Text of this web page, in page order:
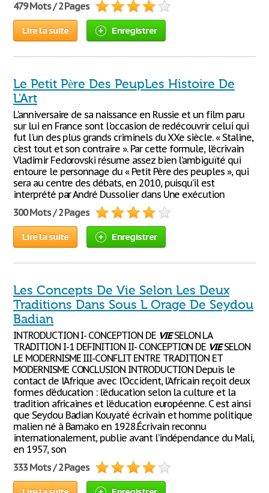
479 Mots / 2 Pages
Lire la suite Enregistrer
Le Petit Père Des PeupLes Histoire De
L'Art
L'anniversaire de sa naissance en Russie et un film paru
sur lui en France sont l'occasion de redécouvrir celui qui
fut l'un des plus grands criminels du XXe siècle. « Staline,
c’est tout et son contraire ». Par cette formule, l’écrivain
Vladimir Fedorovski résume assez bien l’ambiguïté qui
entoure le personnage du « Petit Père des peuples », qui
sera au centre des débats, en 2010, puisqu’il est
interprété par André Dussolier dans Une exécution
300 Mots / 2 Pages
Lire la suite Enregistrer
Les Concepts De Vie Selon Les Deux
Traditions Dans Sous L Orage De Seydou
Badian
INTRODUCTION I- CONCEPTION DE VIESELON LA
TRADITION I-1 DEFINITION II- CONCEPTION DE VIESELON
LE MODERNISME III-CONFLIT ENTRE TRADITION ET
MODERNISME CONCLUSION INTRODUCTION Depuis le
contact de l’Afrique avec l’Occident, l’Africain reçoit deux
formes d’éducation : l’éducation selon la culture et la
tradition africaines et l’éducation européenne. C est ainsi
que Seydou Badian Kouyaté écrivain et homme politique
malien né à Bamako en 1928.Écrivain reconnu
internationalement, publie avant l’indépendance du Mali,
en 1957, son
333 Mots / 2 Pages